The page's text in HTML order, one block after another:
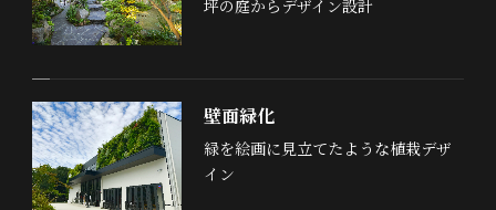
坪の庭からデザイン設計
壁面緑化
緑を絵画に見立てたような植栽デザ
イン